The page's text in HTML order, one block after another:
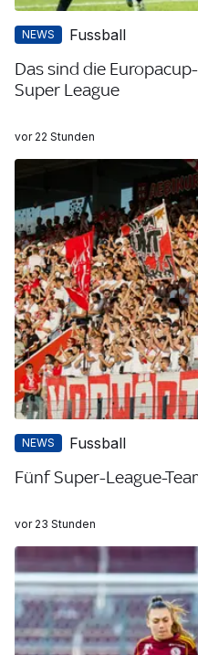
NEWS Fussball
Das sind die
Super League
vor 22 Stunden
NEWS Fussball
Fünf Super-League-
vor 23 Stunden